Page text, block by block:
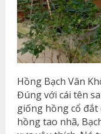
Hồng Bạch Vân
Đúng với cái tên
giống hồng cổ
hồng tao nhã,